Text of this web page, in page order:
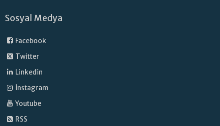
Sosyal Medya
Facebook
Twitter
Linkedin
İnstagram
Youtube
RSS